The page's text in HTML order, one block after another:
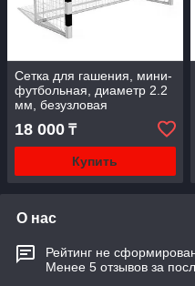
Сетка для гашения, мини-
футбольная, диаметр 2.2
мм, безузловая
18 000 ₸
Купить
О нас
Рейтинг не
Менее 5 отзывов за